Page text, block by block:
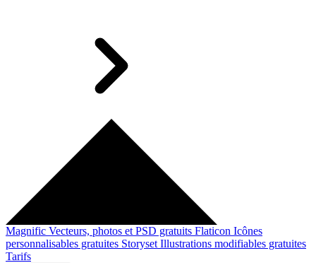
Magnific Vecteurs, photos et PSD gratuits Flaticon Icônes
personnalisables gratuites Storyset Illustrations modifiables gratuites
Tarifs